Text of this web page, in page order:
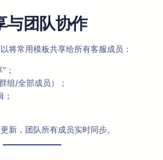
与团队协作
将常用模板共享给所有客服成员：
；
组/全部成员）；
新，团队所有成员实时同步。